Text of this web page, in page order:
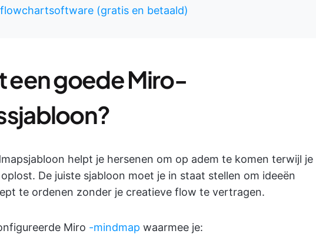
(gratis en betaald)
een goede Miro-
helpt je hersenen om op adem te komen terwijl je
De juiste sjabloon moet je in staat stellen om ideeën
te ordenen zonder je creatieve flow te vertragen.
Miro -mindmap waarmee je: